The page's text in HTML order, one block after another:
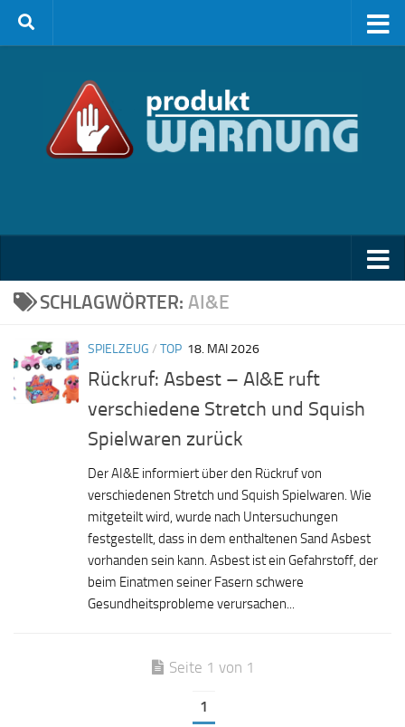
Zum Inhalt springen
SCHLAGWÖRTER: AI&E
SPIELZEUG / TOP 18. MAI 2026
Rückruf: Asbest – AI&E ruft
verschiedene Stretch und Squish
Spielwaren zurück
Der AI&E informiert über den Rückruf von
verschiedenen Stretch und Squish Spielwaren. Wie
mitgeteilt wird, wurde nach Untersuchungen
festgestellt, dass in dem enthaltenen Sand Asbest
vorhanden sein kann. Asbest ist ein Gefahrstoff, der
beim Einatmen seiner Fasern schwere
Gesundheitsprobleme verursachen...
Seite 1 von 1
1